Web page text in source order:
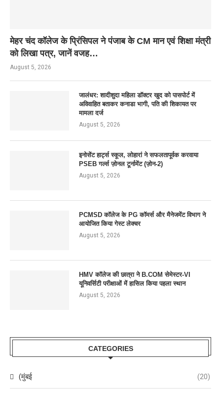
मेहर चंद कॉलेज के प्रिंसिपल ने पंजाब के CM मान एवं शिक्षा मंत्री
को लिखा पत्र, जानें वजह…
August 5, 2026
जालंधर: शादीशुदा महिला डॉक्टर खुद को पासपोर्ट में
अविवाहित बताकर कनाडा भागी, पति की शिकायत पर
मामला दर्ज
August 5, 2026
इनोसेंट हार्ट्स स्कूल, लोहारां ने सफलतापूर्वक करवाया
PSEB गर्ल्स ज़ोनल टूर्नामेंट (ज़ोन-2)
August 5, 2026
PCMSD कॉलेज के PG कॉमर्स और मैनेजमेंट विभाग ने
आयोजित किया गेस्ट लेक्चर
August 5, 2026
HMV कॉलेज की छात्रा ने B.COM सेमेस्टर-VI
यूनिवर्सिटी परीक्षाओं में हासिल किया पहला स्थान
August 5, 2026
CATEGORIES
(मुंबई (20)